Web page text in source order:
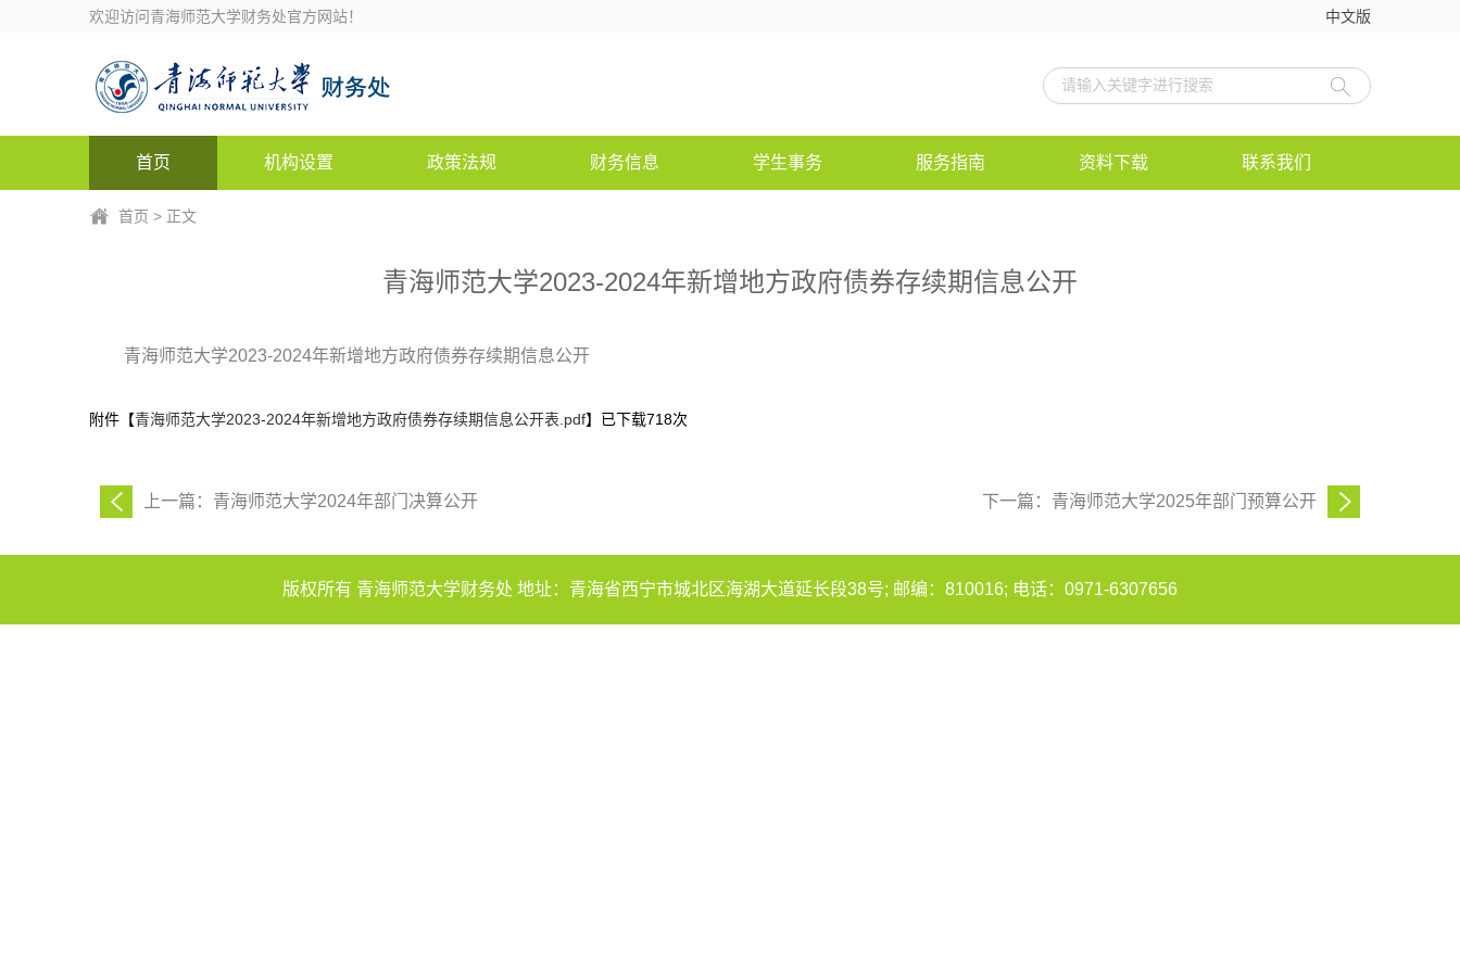
欢迎访问青海师范大学财务处官方网站！ 中文版
首页 机构设置 政策法规 财务信息 学生事务 服务指南 资料下载 联系我们
首页 > 正文
青海师范大学2023-2024年新增地方政府债券存续期信息公开
青海师范大学2023-2024年新增地方政府债券存续期信息公开
附件【青海师范大学2023-2024年新增地方政府债券存续期信息公开表.pdf】已下载718次
上一篇：青海师范大学2024年部门决算公开 下一篇：青海师范大学2025年部门预算公开
版权所有 青海师范大学财务处 地址：青海省西宁市城北区海湖大道延长段38号; 邮编：810016; 电话：0971-6307656